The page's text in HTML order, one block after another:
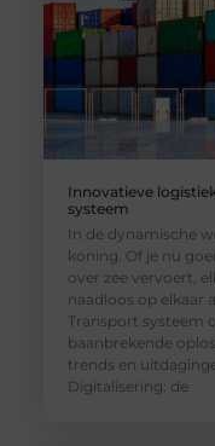
Innovatieve
systeem
In de dynamische
koning. Of je nu
over zee vervoert,
naadloos op elkaar
Transport systeem
baanbrekende
trends en
Digitalisering: de